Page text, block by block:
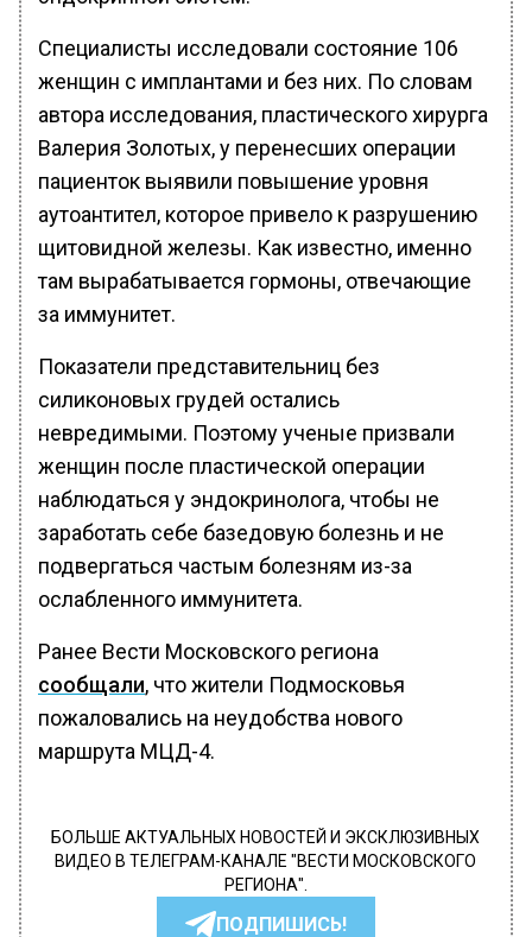
Специалисты исследовали состояние 106
женщин с имплантами и без них. По словам
автора исследования, пластического хирурга
Валерия Золотых, у перенесших операции
пациенток выявили повышение уровня
аутоантител, которое привело к разрушению
щитовидной железы. Как известно, именно
там вырабатывается гормоны, отвечающие
за иммунитет.
Показатели представительниц без
силиконовых грудей остались
невредимыми. Поэтому ученые призвали
женщин после пластической операции
наблюдаться у эндокринолога, чтобы не
заработать себе базедовую болезнь и не
подвергаться частым болезням из-за
ослабленного иммунитета.
Ранее Вести Московского региона
сообщали, что жители Подмосковья
пожаловались на неудобства нового
маршрута МЦД-4.
БОЛЬШЕ АКТУАЛЬНЫХ НОВОСТЕЙ И ЭКСКЛЮЗИВНЫХ
ВИДЕО В ТЕЛЕГРАМ-КАНАЛЕ "ВЕСТИ МОСКОВСКОГО
РЕГИОНА".
ПОДПИШИСЬ!